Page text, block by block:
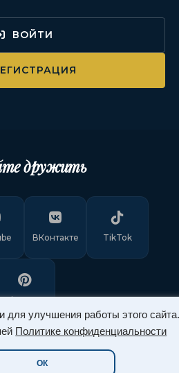
для улучшения работы этого сайта.
Политике конфиденциальности
ОК
ВОЙТИ
дружить
ВКонтакте TikTok
Pinterest